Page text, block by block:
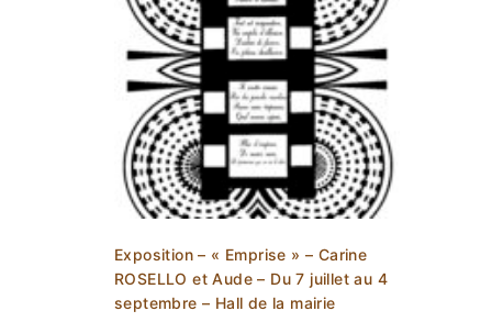
Exposition – « Emprise » – Carine
ROSELLO et Aude – Du 7 juillet au 4
septembre – Hall de la mairie